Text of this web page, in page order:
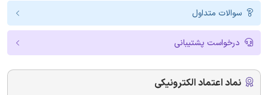
سوالات متداول
درخواست پشتیبانی
نماد اعتماد الکترونیکی